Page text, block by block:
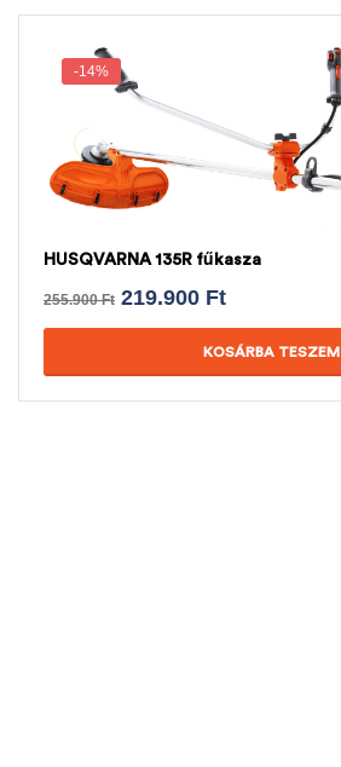
-14%
HUSQVARNA 135R fűkasza
255.900Ft 219.900 Ft
KOSÁRBA TESZEM